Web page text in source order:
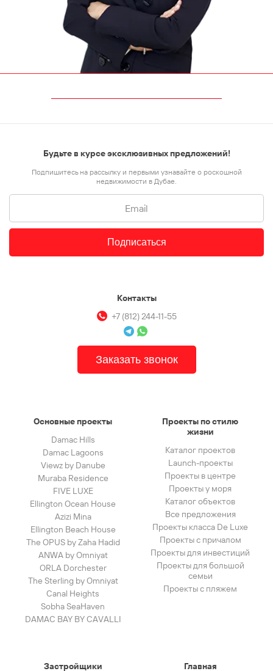
Основные проекты
Damac Hills
Damac Lagoons
Viewz by Danube
Muraba Residence
FIVE LUXE
Ellington Ocean House
Azizi Mina
Ellington Beach House
The OPUS by Zaha Hadid
ANWA by Omniyat
ORLA Dorchester
The Sterling by Omniyat
Canal Heights
Sobha SeaHaven
DAMAC BAY BY CAVALLI
Проекты по стилю
жизни
Каталог проектов
Launch-проекты
Проекты в центре
Проекты у моря
Каталог объектов
Все предложения
Проекты класса De Luxe
Проекты с причалом
Проекты для инвестиций
Проекты для большой
семьи
Проекты с пляжем
Застройщики Главная
Контакты
+7 (812) 244-11-55
Заказать звонок
Будьте в курсе эксклюзивных предложений!
Подпишитесь на рассылку и первыми узнавайте о роскошной
недвижимости в Дубае.
Подписаться